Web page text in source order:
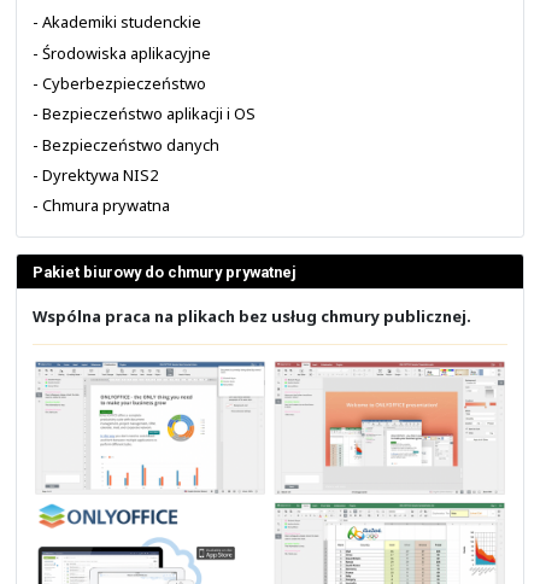
Rozwiązania do infrastruktury IT
- Sieć kampusowa i budynku (SDA)
- Brzeg i styk sieci (SD-WAN)
- Centrum danych (SDDC)
- Bezpieczny LAN, WLAN i BYOD
- VPN, MDM/EEM i MFA
- Firewall, IPS, AMP, WAF i SASE
- Bezpieczeństwo końcówek
- Bezpieczeństwo E-Mail i DNS
- Telefonia i wideospotkania
- Platforma do wspólnej pracy
- Infrastruktura IT
- Akademiki studenckie